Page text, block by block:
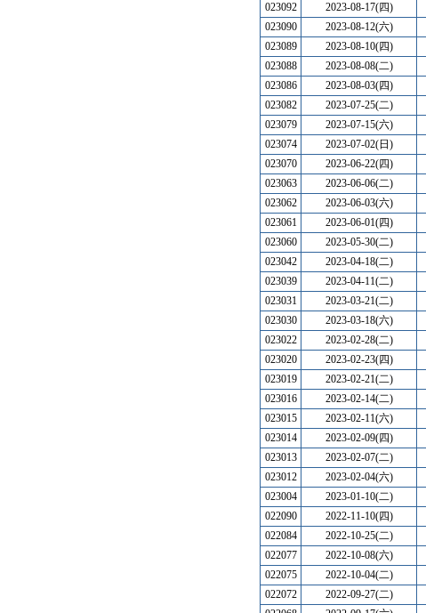
023092
2023-08-17(四)
023090
2023-08-12(六)
023089
2023-08-10(四)
023088
2023-08-08(二)
023086
2023-08-03(四)
023082
2023-07-25(二)
023079
2023-07-15(六)
023074
2023-07-02(日)
023070
2023-06-22(四)
023063
2023-06-06(二)
023062
2023-06-03(六)
023061
2023-06-01(四)
023060
2023-05-30(二)
023042
2023-04-18(二)
023039
2023-04-11(二)
023031
2023-03-21(二)
023030
2023-03-18(六)
023022
2023-02-28(二)
023020
2023-02-23(四)
023019
2023-02-21(二)
023016
2023-02-14(二)
023015
2023-02-11(六)
023014
2023-02-09(四)
023013
2023-02-07(二)
023012
2023-02-04(六)
023004
2023-01-10(二)
022090
2022-11-10(四)
022084
2022-10-25(二)
022077
2022-10-08(六)
022075
2022-10-04(二)
022072
2022-09-27(二)